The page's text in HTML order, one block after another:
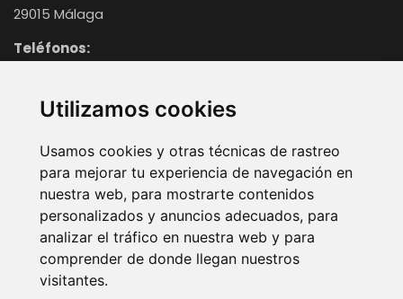
Utilizamos cookies
Usamos cookies y otras técnicas de rastreo
para mejorar tu experiencia de navegación en
nuestra web, para mostrarte contenidos
personalizados y anuncios adecuados, para
analizar el tráfico en nuestra web y para
comprender de donde llegan nuestros
visitantes.
29015 Málaga
Teléfonos:
699 92 29 71
info@bufetededamas.com
Bufete de Damas © 2020-2026 | Web realizada por
Aviso legal P. Privacidad P. Cookies